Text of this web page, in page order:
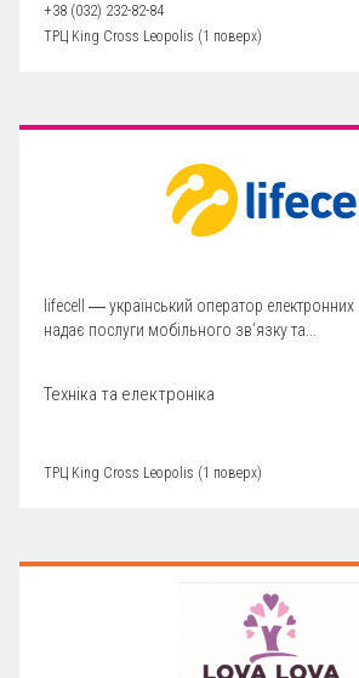
+38 (032) 232-82-84
ТРЦ King Cross Leopolis (1 поверх)
lifecell ― український оператор електронних
надає послуги мобільного зв’язку та...
Техніка та електроніка
ТРЦ King Cross Leopolis (1 поверх)